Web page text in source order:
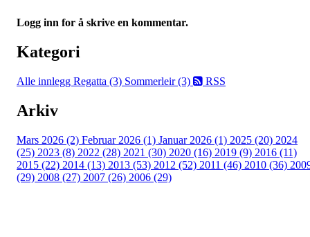
Logg inn for å skrive en kommentar.
Kategori
Alle innlegg Regatta (3) Sommerleir (3) RSS
Arkiv
Mars 2026 (2) Februar 2026 (1) Januar 2026 (1) 2025 (20) 2024
(25) 2023 (8) 2022 (28) 2021 (30) 2020 (16) 2019 (9) 2016 (11)
2015 (22) 2014 (13) 2013 (53) 2012 (52) 2011 (46) 2010 (36)
(29) 2008 (27) 2007 (26) 2006 (29)